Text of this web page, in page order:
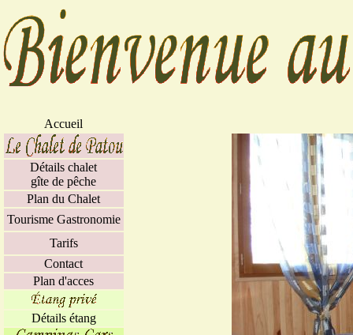
Accueil
Détails chalet
gîte de pêche
Plan du Chalet
Tourisme Gastronomie
Tarifs
Contact
Plan d'acces
Détails étang